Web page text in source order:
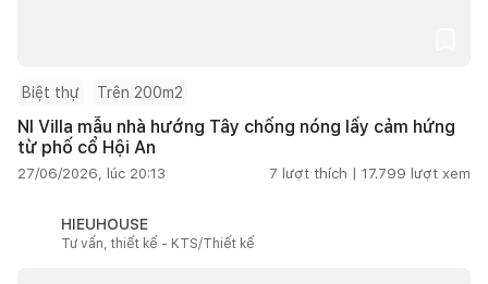
Biệt thự Trên 200m2
NI Villa mẫu nhà hướng Tây chống nóng lấy cảm hứng
từ phố cổ Hội An
27/06/2026, lúc 20:13 7 lượt thích | 17.799 lượt xem
HIEUHOUSE
Tư vấn, thiết kế - KTS/Thiết kế